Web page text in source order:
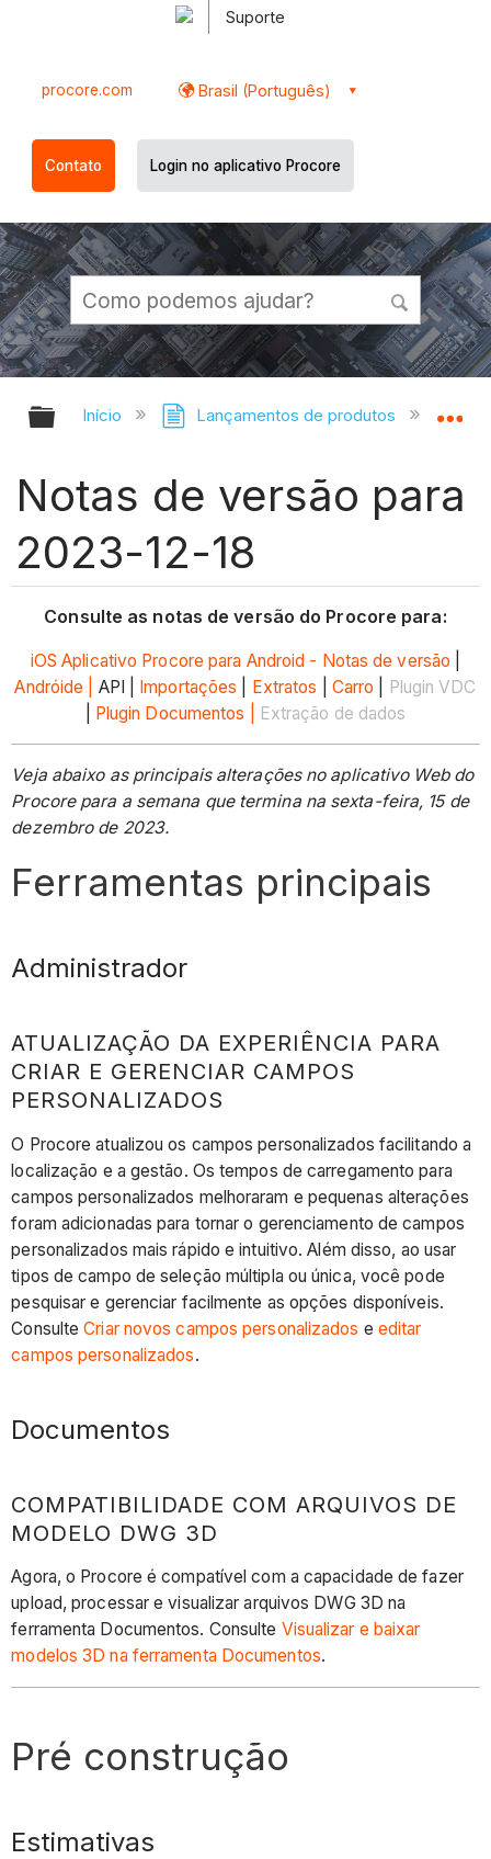
Suporte
procore.com Brasil (Português)
Contato Login no aplicativo Procore
Expandir/recolher hierarquia
Início Lançamentos de produtos
Notas de versão para
2023-12-18
Consulte as notas de versão do Procore para:
iOS Aplicativo Procore para Android - Notas de versão
Andróide |
API | Importações Extratos Carro
Plugin VDC
Plugin Documentos | Extração de dados
Veja abaixo as principais alterações no aplicativo Web do
Procore para a semana que termina na sexta-feira, 15 de
dezembro de 2023.
Ferramentas principais
Administrador
ATUALIZAÇÃO DA EXPERIÊNCIA PARA
CRIAR E GERENCIAR CAMPOS
PERSONALIZADOS
O Procore atualizou os campos personalizados facilitando a
localização e a gestão. Os tempos de carregamento para
campos personalizados melhoraram e pequenas alterações
foram adicionadas para tornar o gerenciamento de campos
personalizados mais rápido e intuitivo. Além disso, ao usar
tipos de campo de seleção múltipla ou única, você pode
pesquisar e gerenciar facilmente as opções disponíveis.
ConsulteCriar novos campos personalizados e editar
campos personalizados.
Documentos
COMPATIBILIDADE COM ARQUIVOS DE
MODELO DWG 3D
Agora, o Procore é compatível com a capacidade de fazer
upload, processar e visualizar arquivos DWG 3D na
ferramenta Documentos. Consulte Visualizar e baixar
modelos 3D na ferramenta Documentos.
Pré construção
Estimativas